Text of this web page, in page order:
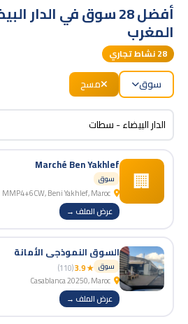
أفضل 28 سوق في الدار
المغرب
28نشاط تجاري
سوق مسح
🏢
Marché Ben Yakhlef
سوق
عرض الملف →
السوق النموذجي الأمانة
سوق ★ 3.9
(110)
عرض الملف →
BizNiz.ma